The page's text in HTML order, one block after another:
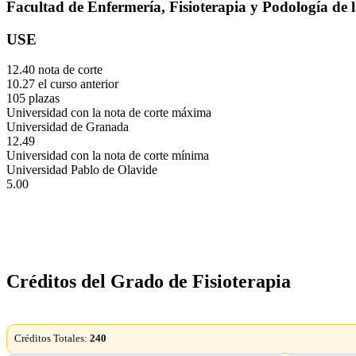
Facultad de Enfermería, Fisioterapia y Podología de
USE
12.40 nota de corte
10.27 el curso anterior
105 plazas
Universidad con la nota de corte máxima
Universidad de Granada
12.49
Universidad con la nota de corte mínima
Universidad Pablo de Olavide
5.00
Créditos del Grado de Fisioterapia
Créditos Totales: 240